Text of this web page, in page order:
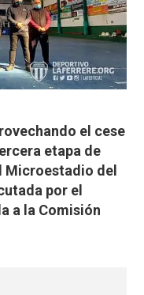
el cese
etapa de
Microestadio del
por el
a la Comisión